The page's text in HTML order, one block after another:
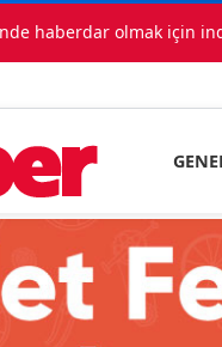
haberdar olmak için